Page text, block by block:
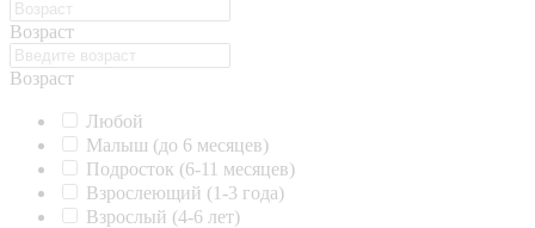
Возраст
Возраст
Любой
Малыш (до 6 месяцев)
Подросток (6-11 месяцев)
Взрослеющий (1-3 года)
Взрослый (4-6 лет)